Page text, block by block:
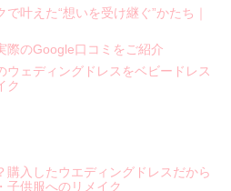
叶えた“想いを受け継ぐ”かたち｜
際のGoogle口コミをご紹介
ウェディングドレスをベビードレス
ク
購入したウエディングドレスだから
子供服へのリメイク